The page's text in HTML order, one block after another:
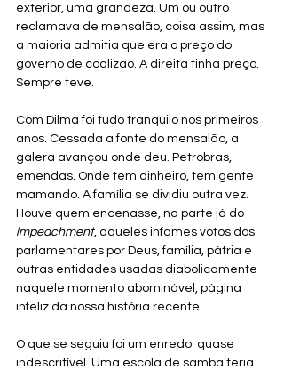
exterior, uma grandeza. Um ou outro
reclamava de mensalão, coisa assim, mas
a maioria admitia que era o preço do
governo de coalizão. A direita tinha preço.
Sempre teve.
Com Dilma foi tudo tranquilo nos primeiros
anos. Cessada a fonte do mensalão, a
galera avançou onde deu. Petrobras,
emendas. Onde tem dinheiro, tem gente
mamando. A família se dividiu outra vez.
Houve quem encenasse, na parte já do
impeachment, aqueles infames votos dos
parlamentares por Deus, família, pátria e
outras entidades usadas diabolicamente
naquele momento abominável, página
infeliz da nossa história recente.
O que se seguiu foi um enredo  quase
indescritível. Uma escola de samba teria